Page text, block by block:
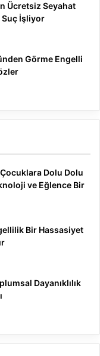
Ücretsiz Seyahat
Suç İşliyor
Görme Engelli
Dolu Dolu
ve Eğlence Bir
Bir Hassasiyet
Dayanıklılık